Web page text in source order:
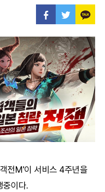
전M'이 서비스 4주년을
중이다.